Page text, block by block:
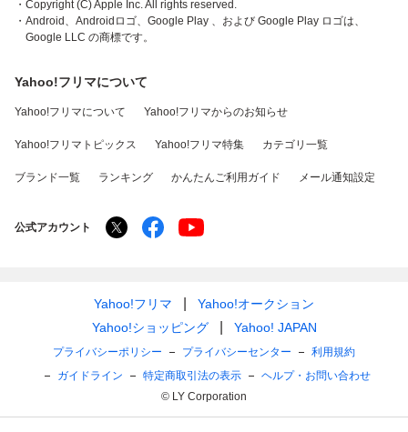
・Copyright (C) Apple Inc. All rights reserved.
・Android、Androidロゴ、Google Play 、および Google Play ロゴは、
Google LLC の商標です。
Yahoo!フリマについて
Yahoo!フリマについて Yahoo!フリマからのお知らせ
Yahoo!フリマトピックス Yahoo!フリマ特集 カテゴリ一覧
ブランド一覧 ランキング かんたんご利用ガイド メール通知設定
公式アカウント
Yahoo!フリマ
Yahoo!オークション
Yahoo!ショッピング
Yahoo! JAPAN
プライバシーポリシー プライバシーセンター
利用規約
ガイドライン
特定商取引法の表示
ヘルプ・お問い合わせ
© LY Corporation